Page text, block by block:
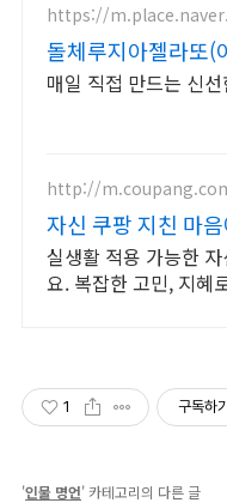
https://
돌체루지아젤라또(
매일 직접 만드는 신
http://
자신 쿠팡 지친 마
실생활 적용 가능한
요. 복잡한 고민, 지혜
1 구독하기
'인물 명언' 카테고리의 다른 글